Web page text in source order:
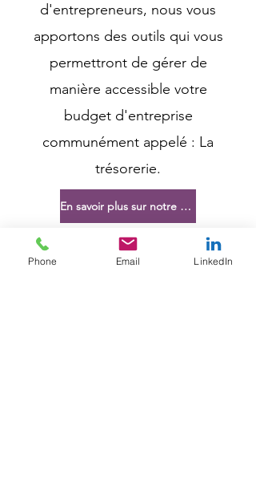
d'entrepreneurs, nous vous
apportons des outils qui vous
permettront de gérer de
manière accessible votre
budget d'entreprise
communément appelé : La
trésorerie.
En savoir plus sur notre approche du budget en 3 phases.
Phone Email LinkedIn